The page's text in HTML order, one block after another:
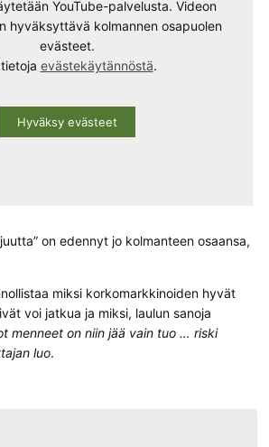
YouTube-palvelusta. Videon
hyväksyttävä kolmannen osapuolen
evästeet.
evästekäytännöstä.
Hyväksy evästeet
on edennyt jo kolmanteen osaansa,
miksi korkomarkkinoiden hyvät
voi jatkua ja miksi, laulun sanoja
menneet on niin jää vain tuo … riski
luo.